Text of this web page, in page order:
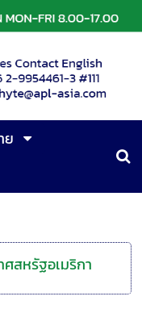
ย
ศสหรัฐอเมริกา